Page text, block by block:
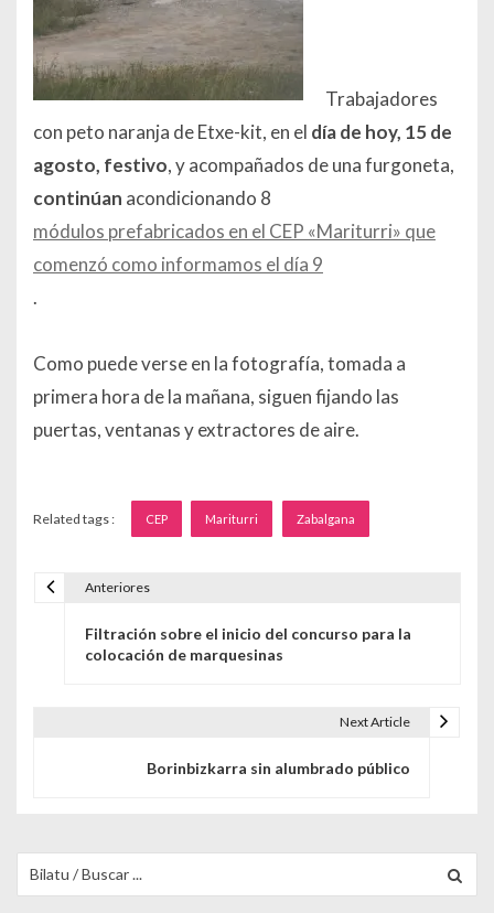
Trabajadores
con peto naranja de Etxe-kit, en el día de hoy, 15 de
agosto, festivo, y acompañados de una furgoneta,
continúan acondicionando 8
módulos prefabricados en el CEP «Mariturri» que
comenzó como informamos el día 9
.
Como puede verse en la fotografía, tomada a
primera hora de la mañana, siguen fijando las
puertas, ventanas y extractores de aire.
Related tags : CEP Mariturri Zabalgana
Anteriores
Filtración sobre el inicio del concurso para la
colocación de marquesinas
Next Article
Borinbizkarra sin alumbrado público